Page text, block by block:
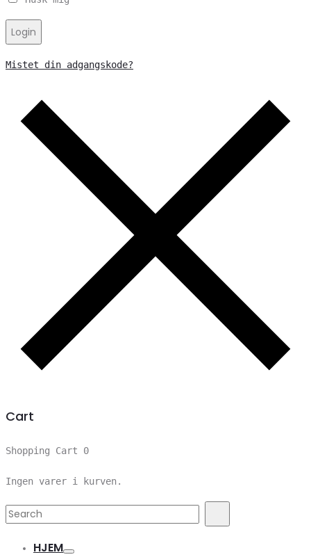
Login
Mistet din adgangskode?
Cart
Shopping Cart 0
Ingen varer i kurven.
Search
HJEM